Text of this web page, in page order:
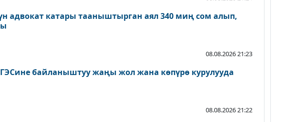
адвокат катары тааныштырган аял 340 миң сом алып,
08.08.2026 21:23
байланыштуу жаңы жол жана көпүрө курулууда
08.08.2026 21:22